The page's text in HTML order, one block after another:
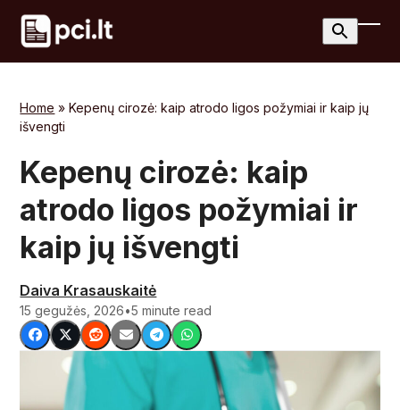
Skip
content
Home »Kepenų cirozė: kaip atrodo ligos požymiai ir kaip jų
išvengti
Kepenų cirozė: kaip
atrodo ligos požymiai ir
kaip jų išvengti
Daiva Krasauskaitė
15 gegužės, 2026•5 minute read